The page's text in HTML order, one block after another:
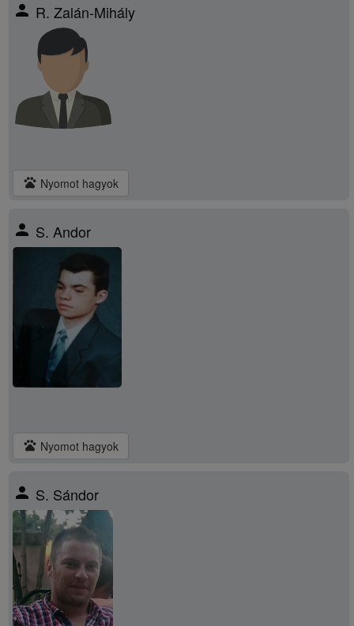
person R. Zalán-Mihály
pets Nyomot hagyok
person S. Andor
pets Nyomot hagyok
person S. Sándor